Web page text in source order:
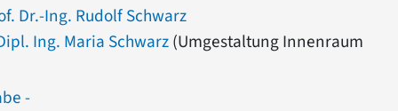
Dr.-Ing. Rudolf Schwarz
Ing. Maria Schwarz(Umgestaltung Innenraum
-